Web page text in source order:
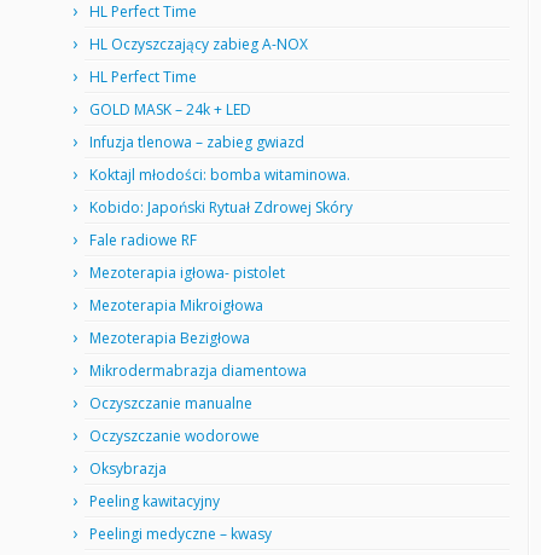
HL Perfect Time
HL Oczyszczający zabieg A-NOX
HL Perfect Time
GOLD MASK – 24k + LED
Infuzja tlenowa – zabieg gwiazd
Koktajl młodości: bomba witaminowa.
Kobido: Japoński Rytuał Zdrowej Skóry
Fale radiowe RF
Mezoterapia igłowa- pistolet
Mezoterapia Mikroigłowa
Mezoterapia Bezigłowa
Mikrodermabrazja diamentowa
Oczyszczanie manualne
Oczyszczanie wodorowe
Oksybrazja
Peeling kawitacyjny
Peelingi medyczne – kwasy